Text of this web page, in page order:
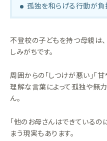
孤独を和らげる行動が
不登校の子どもを持つ母親は
しみがちです。
周囲からの「しつけが悪い」「
理解な言葉によって孤独や無
ん。
「他のお母さんはできている
まう現実もあります。